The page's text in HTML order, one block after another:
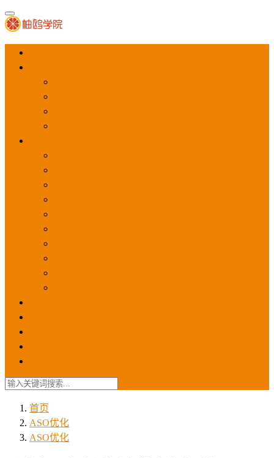
首页
ASO优化
ASO优化